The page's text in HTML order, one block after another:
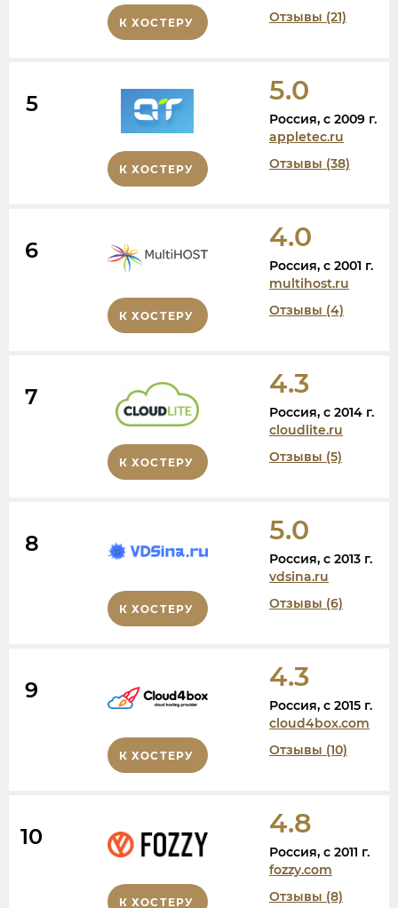
К ХОСТЕРУ
Отзывы (21)
5
К ХОСТЕРУ
5.0
Россия, c 2009 г.
appletec.ru
Отзывы (38)
6
К ХОСТЕРУ
4.0
Россия, c 2001 г.
multihost.ru
Отзывы (4)
7
К ХОСТЕРУ
4.3
Россия, c 2014 г.
cloudlite.ru
Отзывы (5)
8
К ХОСТЕРУ
5.0
Россия, c 2013 г.
vdsina.ru
Отзывы (6)
9
К ХОСТЕРУ
4.3
Россия, c 2015 г.
cloud4box.com
Отзывы (10)
10
К ХОСТЕРУ
4.8
Россия, c 2011 г.
fozzy.com
Отзывы (8)